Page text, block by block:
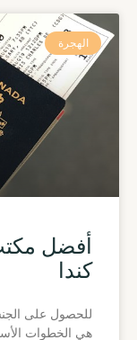
الهجرة
أفضل
كندا
للحصول على
هي الخطوات